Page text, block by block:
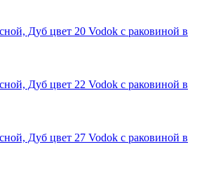
Дуб цвет 20 Vodok с раковиной в
Дуб цвет 22 Vodok с раковиной в
Дуб цвет 27 Vodok с раковиной в